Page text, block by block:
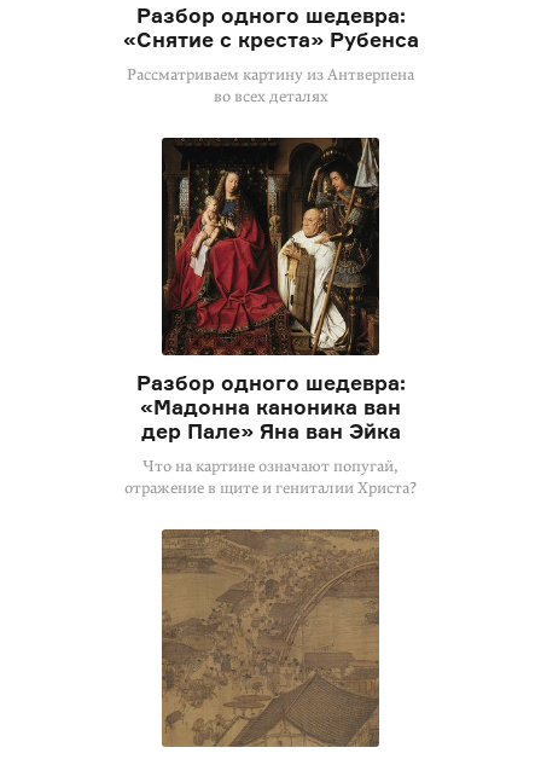
Разбор одного шедевра:
«Снятие с креста» Рубенса
Рассматриваем картину из Антверпена
во всех деталях
Разбор одного шедевра:
«Мадонна каноника ван
дер Пале» Яна ван Эйка
Что на картине означают попугай,
отражение в щите и гениталии Христа?